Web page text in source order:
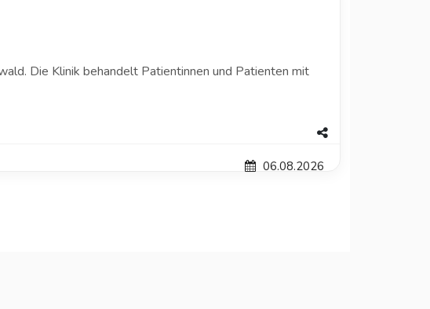
Die Klinik behandelt Patientinnen und Patienten mit
06.08.2026